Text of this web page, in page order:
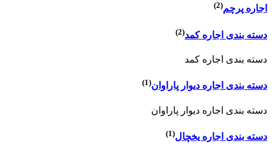
اجاره پرچم(2)
دسته بندی اجاره کمد(2)
دسته بندی اجاره کمد
دسته بندی اجاره دیوار پاراوان(1)
دسته بندی اجاره دیوار پاراوان
دسته بندی اجاره یخچال(1)